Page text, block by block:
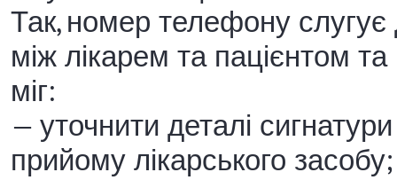
Так, номер телефону слугує
між лікарем та пацієнтом
міг:
— уточнити деталі
прийому лікарського засобу;